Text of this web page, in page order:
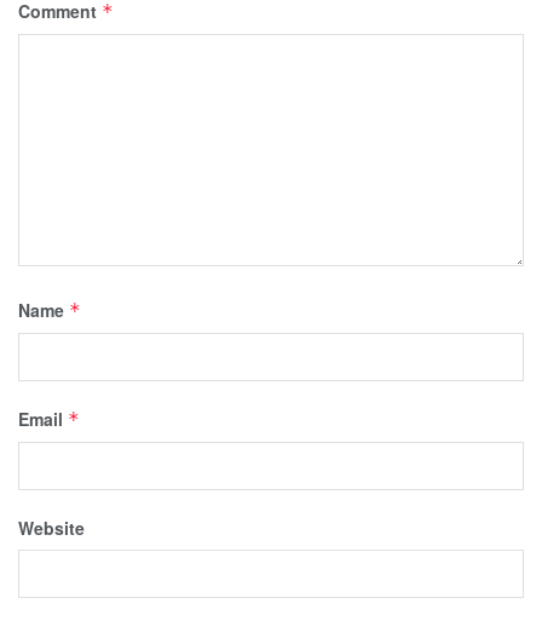
Comment *
Name *
Email *
Website